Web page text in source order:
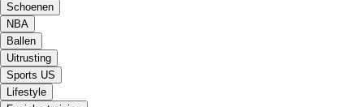
Schoenen
NBA
Ballen
Uitrusting
Sports US
Lifestyle